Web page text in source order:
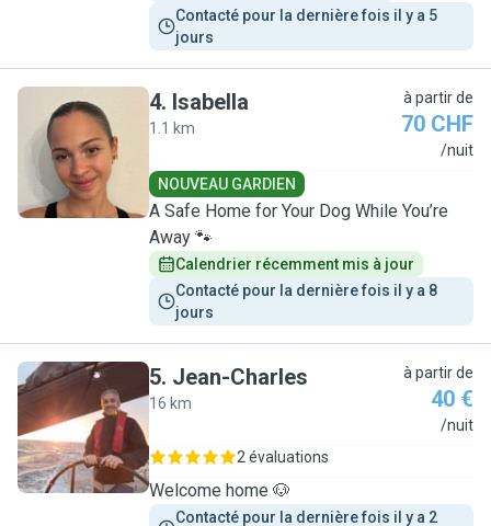
Contacté pour la dernière fois il y a 5
jours
I
4. Isabella
1.1 km
à partir de
70 CHF
/nuit
NOUVEAU GARDIEN
A Safe Home for Your Dog While You’re
Away 🐾
Calendrier récemment mis à jour
Contacté pour la dernière fois il y a 8
jours
J
5. Jean-Charles
16 km
à partir de
40 €
/nuit
2 évaluations
Welcome home 🐶
Contacté pour la dernière fois il y a 2